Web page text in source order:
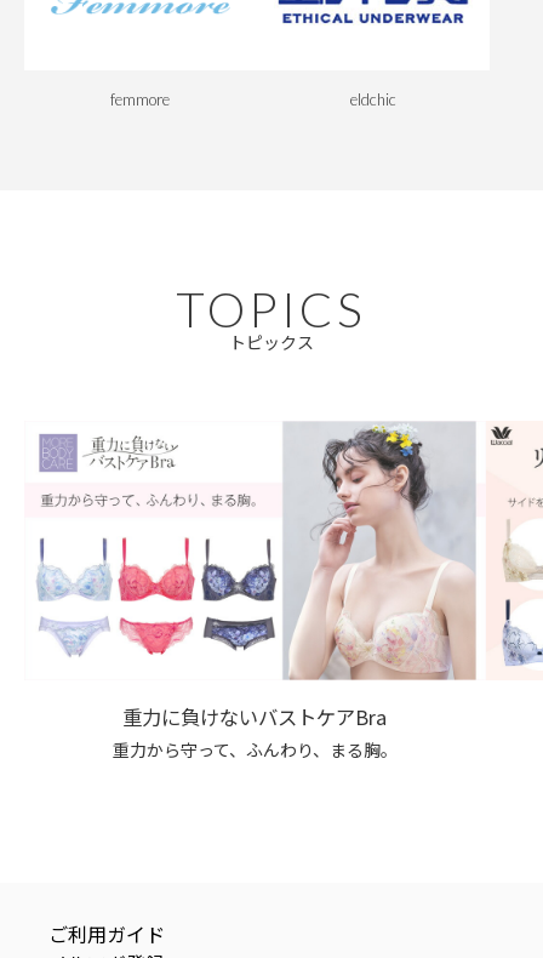
femmore eldchic
TOPICS
トピックス
重力に負けないバストケアBra
重力から守って、ふんわり、まる胸。
ご利用ガイド